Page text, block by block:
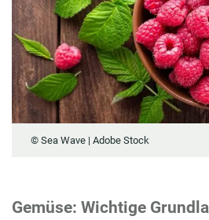
© Sea Wave | Adobe Stock
Gemüse: Wichtige